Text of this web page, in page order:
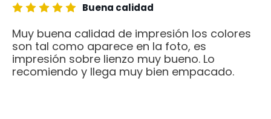
Buena calidad
Muy buena calidad de impresión los colores
son tal como aparece en la foto, es
impresión sobre lienzo muy bueno. Lo
recomiendo y llega muy bien empacado.